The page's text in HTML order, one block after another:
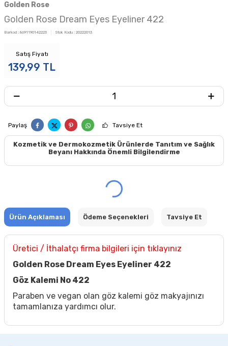
Golden Rose
Golden Rose Dream Eyes Eyeliner 422
Barkod : 8691190142223 Stok Kodu : 20222013
Satış Fiyatı
139,99 TL
Paylaş Tavsiye Et
Kozmetik ve Dermokozmetik Ürünlerde Tanıtım ve Sağlık
Beyanı Hakkında Önemli Bilgilendirme
Ürün Açıklaması Ödeme Seçenekleri Tavsiye Et
Üretici / İthalatçı firma bilgileri için tıklayınız
Golden Rose Dream Eyes Eyeliner 422
Göz Kalemi No 422
Paraben ve vegan olan göz kalemi göz makyajınızı
tamamlanıza yardımcı olur.